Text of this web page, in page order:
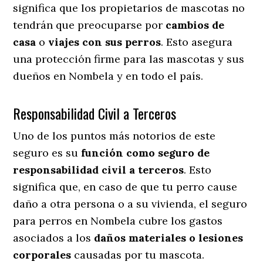
significa que los propietarios de mascotas no
tendrán que preocuparse por cambios de
casa o viajes con sus perros. Esto asegura
una protección firme para las mascotas y sus
dueños en Nombela y en todo el país.
Responsabilidad Civil a Terceros
Uno de los puntos más notorios de este
seguro es su función como seguro de
responsabilidad civil a terceros. Esto
significa que, en caso de que tu perro cause
daño a otra persona o a su vivienda, el seguro
para perros en Nombela cubre los gastos
asociados a los daños materiales o lesiones
corporales causadas por tu mascota.